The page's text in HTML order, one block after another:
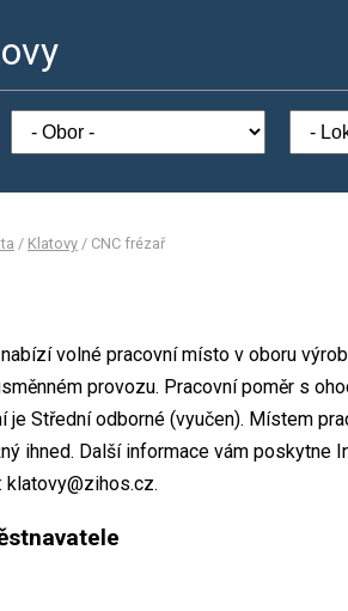
/ Klatovy / CNC frézař
volné pracovní místo v oboru
provozu. Pracovní poměr s
je Střední odborné (vyučen). Místem
ihned. Další informace vám poskytne